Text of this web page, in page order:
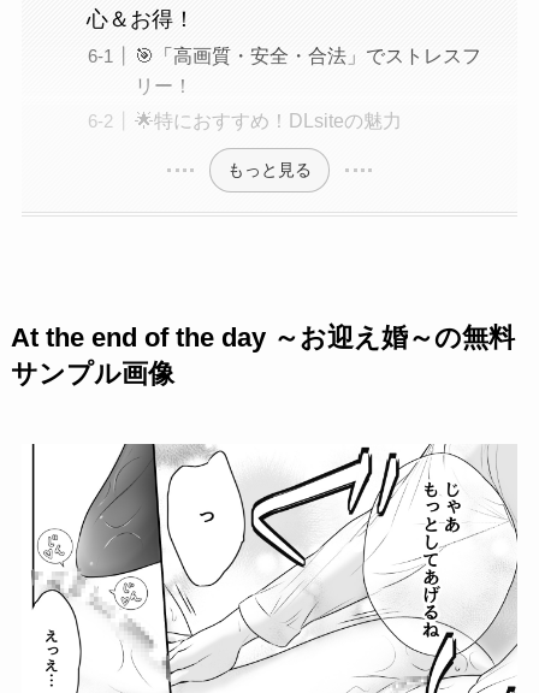
心＆お得！
🎯「高画質・安全・合法」でストレスフ
リー！
🌟特におすすめ！DLsiteの魅力
もっと見る
At the end of the day ～お迎え婚～の無料
サンプル画像